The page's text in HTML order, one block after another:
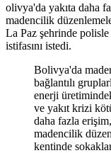
olivya'da yakıta daha
madencilik
La Paz şehrinde polisle
istifasını istedi.
Bolivya'da
bağlantılı
enerji
ve yakıt krizi
daha fazla
madencilik
kentinde